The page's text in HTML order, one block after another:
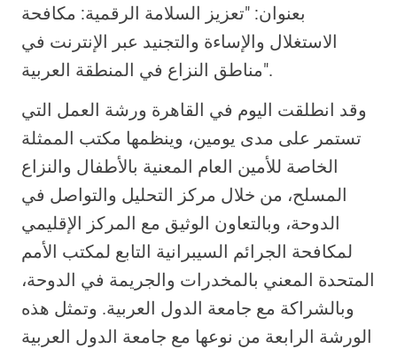
بعنوان: "تعزيز السلامة الرقمية: مكافحة
الاستغلال والإساءة والتجنيد عبر الإنترنت في
مناطق النزاع في المنطقة العربية".
وقد انطلقت اليوم في القاهرة ورشة العمل التي
تستمر على مدى يومين، وينظمها مكتب الممثلة
الخاصة للأمين العام المعنية بالأطفال والنزاع
المسلح، من خلال مركز التحليل والتواصل في
الدوحة، وبالتعاون الوثيق مع المركز الإقليمي
لمكافحة الجرائم السيبرانية التابع لمكتب الأمم
المتحدة المعني بالمخدرات والجريمة في الدوحة،
وبالشراكة مع جامعة الدول العربية. وتمثل هذه
الورشة الرابعة من نوعها مع جامعة الدول العربية